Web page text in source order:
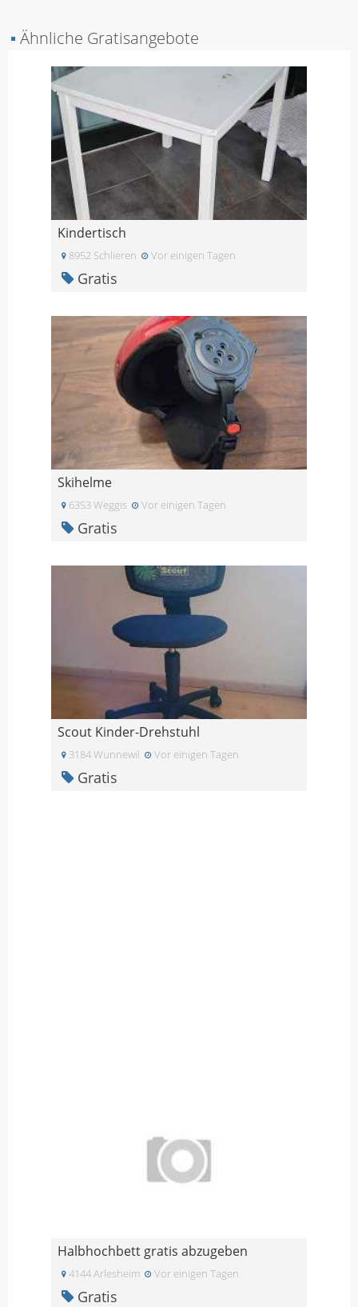
▪ Ähnliche Gratisangebote
Kindertisch
8952 Schlieren Vor einigen Tagen
Gratis
Skihelme
6353 Weggis Vor einigen Tagen
Gratis
Scout Kinder-Drehstuhl
3184 Wunnewil Vor einigen Tagen
Gratis
Halbhochbett gratis abzugeben
4144 Arlesheim Vor einigen Tagen
Gratis